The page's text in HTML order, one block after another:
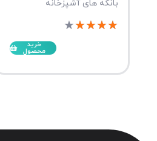
بانکه های آشپزخانه
★
★
★
★
★
خرید
محصول